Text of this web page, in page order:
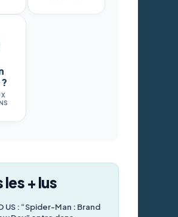
+ lus
US : “Spider-Man : Brand